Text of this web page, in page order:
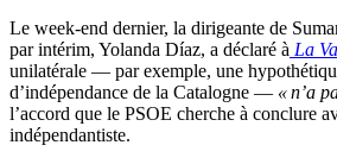
Le week-end dernier, la dirigeante de
par intérim, Yolanda Díaz, a déclaré à La
unilatérale — par exemple, une
d’indépendance de la Catalogne — « n’a
l’accord que le PSOE cherche à conclure
indépendantiste.